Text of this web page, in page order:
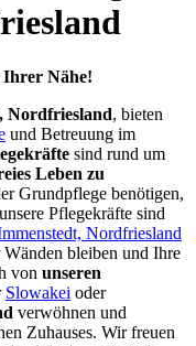
Ihrer Nähe!
Nordfriesland, bieten
und Betreuung im
sind rund um
Leben zu
Grundpflege benötigen,
Pflegekräfte sind
Nordfriesland
bleiben und Ihre
von unseren
Slowakei oder
verwöhnen und
Zuhauses. Wir freuen